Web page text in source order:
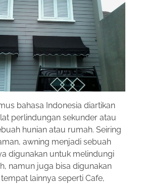
bahasa Indonesia diartikan
perlindungan sekunder atau
hunian atau rumah. Seiring
awning menjadi sebuah
digunakan untuk melindungi
namun juga bisa digunakan
lainnya seperti Cafe,